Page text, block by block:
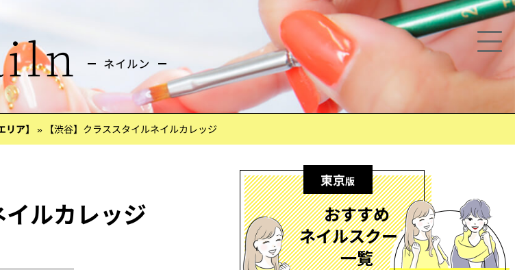
ア】 » 【渋谷】クラススタイルネイルカレッジ
イルカレッジ
東京版
おすすめ
ネイルスクール
一覧